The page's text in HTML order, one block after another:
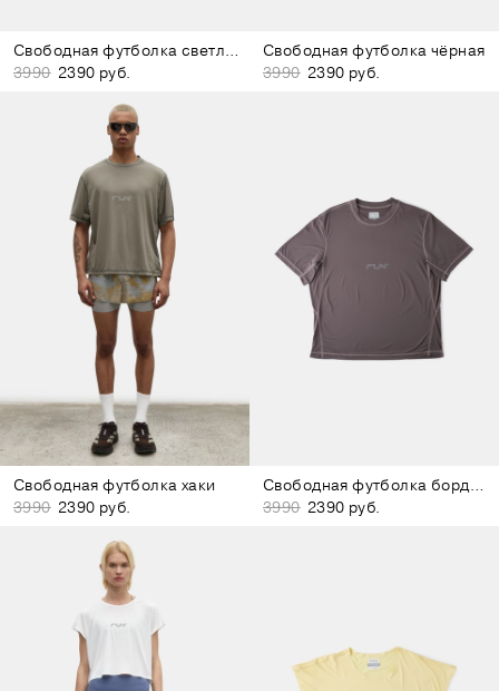
Свободная футболка светло-голубая
3990 2390 руб.
Свободная футболка чёрная
3990 2390 руб.
Свободная футболка хаки
3990 2390 руб.
Свободная футболка бордово-коричневая
3990 2390 руб.